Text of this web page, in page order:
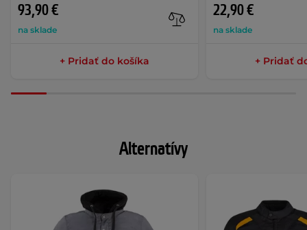
93,90 €
na sklade
+ Pridať do košíka
22,90 €
na sklade
+ Pridať
Alternatívy